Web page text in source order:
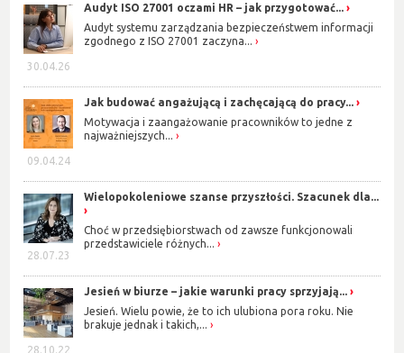
30.04.26
Audyt ISO 27001 oczami HR – jak przygotować...
Audyt systemu zarządzania bezpieczeństwem informacji
zgodnego z ISO 27001 zaczyna...
09.04.24
Jak budować angażującą i zachęcającą do pracy...
Motywacja i zaangażowanie pracowników to jedne z
najważniejszych...
28.07.23
Wielopokoleniowe szanse przyszłości. Szacunek dla...
Choć w przedsiębiorstwach od zawsze funkcjonowali
przedstawiciele różnych...
28.10.22
Jesień w biurze – jakie warunki pracy sprzyjają...
Jesień. Wielu powie, że to ich ulubiona pora roku. Nie
brakuje jednak i takich,...